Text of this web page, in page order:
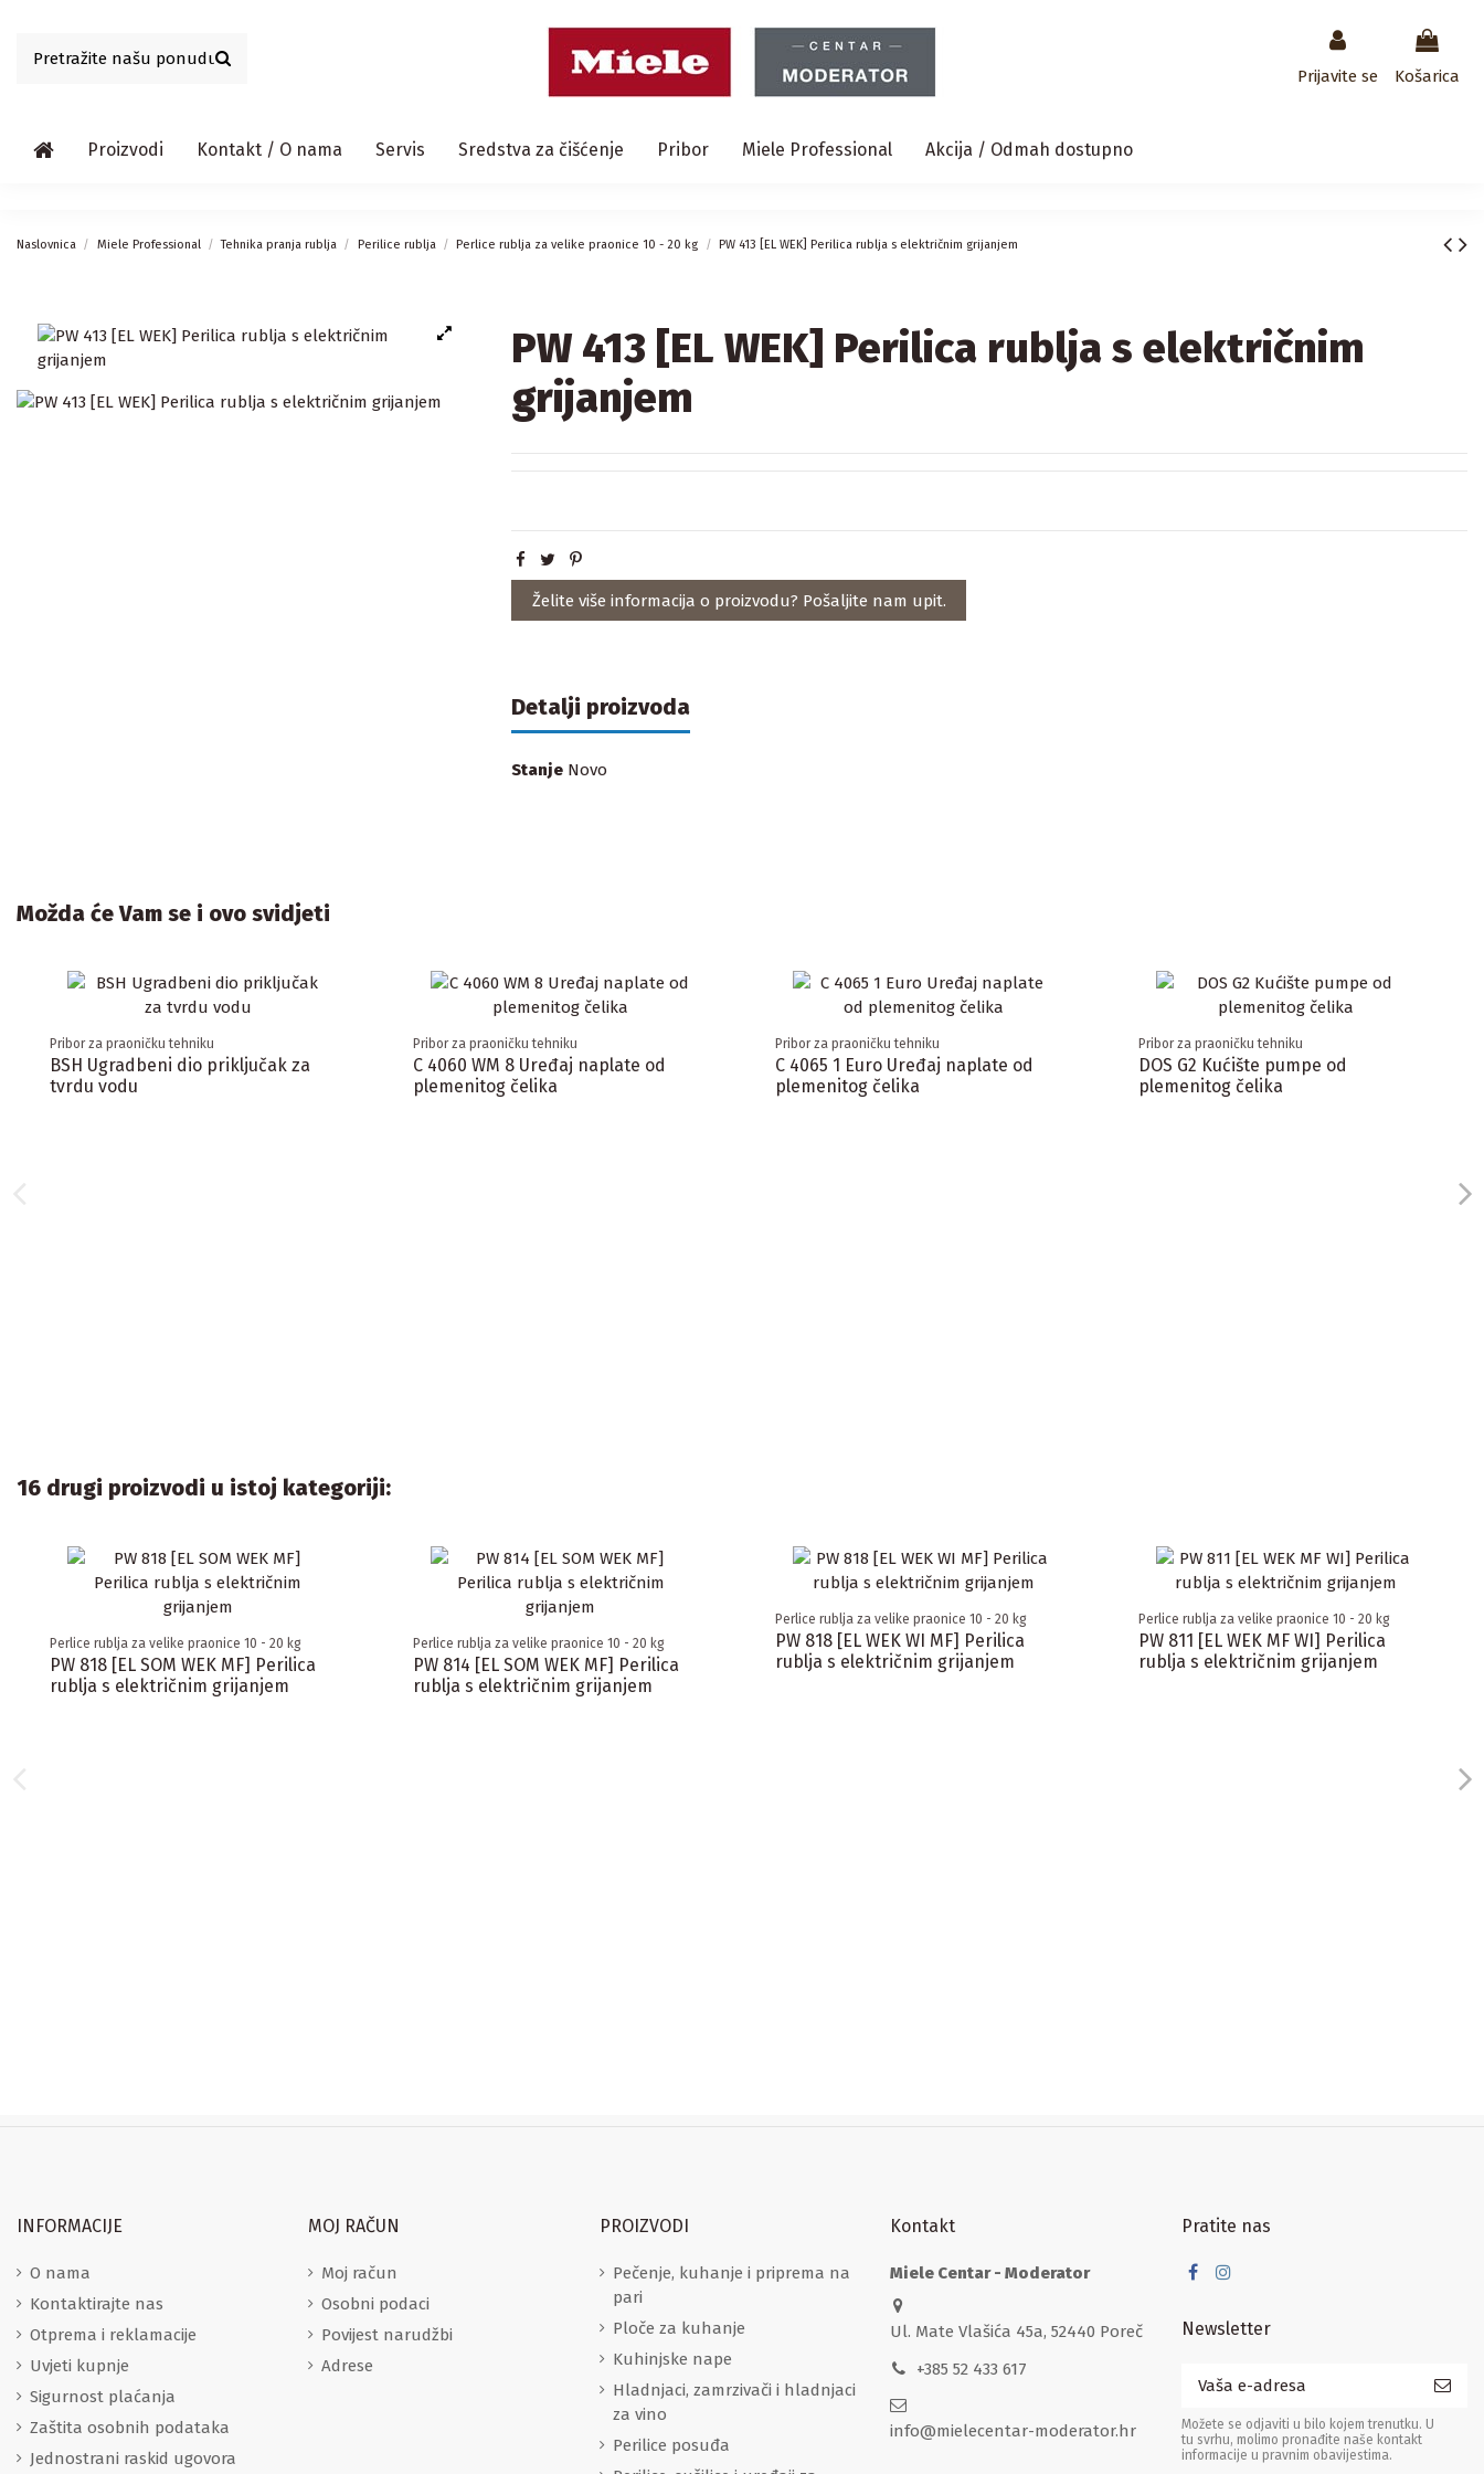
Prijavite se Košarica
Proizvodi Kontakt / O nama Servis Sredstva za čišćenje Pribor Miele Professional Akcija / Odmah dostupno
Naslovnica Miele Professional Tehnika pranja rublja Perilice rublja Perlice rublja za velike praonice 10 - 20 kg PW 413 [EL WEK] Perilica rublja s električnim grijanjem
PW 413 [EL WEK] Perilica rublja s električnim
grijanjem
Želite više informacija o proizvodu? Pošaljite nam upit.
Detalji proizvoda
Stanje Novo
Možda će Vam se i ovo svidjeti
Pribor za praoničku tehniku
BSH Ugradbeni dio priključak za
tvrdu vodu
Pribor za praoničku tehniku
C 4060 WM 8 Uređaj naplate od
plemenitog čelika
Pribor za praoničku tehniku
C 4065 1 Euro Uređaj naplate od
plemenitog čelika
Pribor za praoničku tehniku
DOS G2 Kućište pumpe od
plemenitog čelika
16 drugi proizvodi u istoj kategoriji:
Perlice rublja za velike praonice 10 - 20 kg
PW 818 [EL SOM WEK MF] Perilica
rublja s električnim grijanjem
Perlice rublja za velike praonice 10 - 20 kg
PW 814 [EL SOM WEK MF] Perilica
rublja s električnim grijanjem
Perlice rublja za velike praonice 10 - 20 kg
PW 818 [EL WEK WI MF] Perilica
rublja s električnim grijanjem
Perlice rublja za velike praonice 10 - 20 kg
PW 811 [EL WEK MF WI] Perilica
rublja s električnim grijanjem
INFORMACIJE
O nama
Kontaktirajte nas
Otprema i reklamacije
Uvjeti kupnje
Sigurnost plaćanja
Zaštita osobnih podataka
Jednostrani raskid ugovora
MOJ RAČUN
Moj račun
Osobni podaci
Povijest narudžbi
Adrese
PROIZVODI
Pečenje, kuhanje i priprema na
pari
Ploče za kuhanje
Kuhinjske nape
Hladnjaci, zamrzivači i hladnjaci
za vino
Perilice posuđa
Kontakt
Miele Centar - Moderator
Ul. Mate Vlašića 45a, 52440 Poreč
+385 52 433 617
info@mielecentar-moderator.hr
Pratite nas
Newsletter
Možete se odjaviti u bilo kojem trenutku. U
tu svrhu, molimo pronađite naše kontakt
informacije u pravnim obavijestima.